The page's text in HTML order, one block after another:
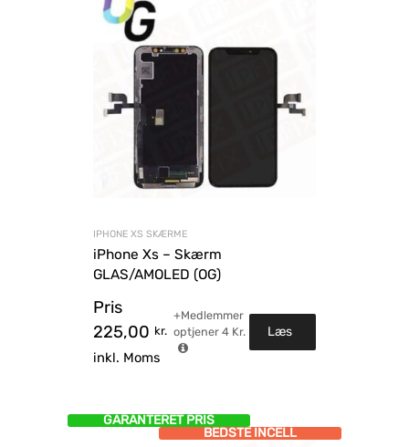
IPHONE XS SKÆRME
iPhone Xs – Skærm
GLAS/AMOLED (OG)
Pris
225,00 kr.
inkl. Moms
+Medlemmer
optjener4 Kr. Læs
GARANTERET PRIS
BEDSTE INCELL